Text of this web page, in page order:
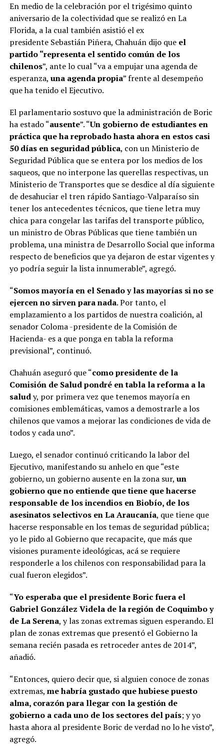
En medio de la celebración por el trigésimo quinto
aniversario de la colectividad que se realizó en La
Florida, a la cual también asistió el ex
presidente Sebastián Piñera, Chahuán dijo que el
partido “representa el sentido común de los
chilenos”, ante lo cual “va a empujar una agenda de
esperanza, una agenda propia” frente al desempeño
que ha tenido el Ejecutivo.
El parlamentario sostuvo que la administración de Boric
ha estado “ausente”. “Un gobierno de estudiantes en
práctica que ha reprobado hasta ahora en estos casi
50 días en seguridad pública, con un Ministerio de
Seguridad Pública que se entera por los medios de los
saqueos, que no interpone las querellas respectivas, un
Ministerio de Transportes que se desdice al día siguiente
de desahuciar el tren rápido Santiago-Valparaíso sin
tener los antecedentes técnicos, que tiene letra muy
chica para congelar las tarifas del transporte público,
un ministro de Obras Públicas que tiene también un
problema, una ministra de Desarrollo Social que informa
respecto de beneficios que ya dejaron de estar vigentes y
yo podría seguir la lista innumerable”, agregó.
“Somos mayoría en el Senado y las mayorías si no se
ejercen no sirven para nada. Por tanto, el
emplazamiento a los partidos de nuestra coalición, al
senador Coloma -presidente de la Comisión de
Hacienda- es a que ponga en tabla la reforma
previsional”, continuó.
Chahuán aseguró que “como presidente de la
Comisión de Salud pondré en tabla la reforma a la
saludy, por primera vez que tenemos mayoría en
comisiones emblemáticas, vamos a demostrarle a los
chilenos que vamos a mejorar las condiciones de vida de
todos y cada uno”.
Luego, el senador continuó criticando la labor del
Ejecutivo, manifestando su anhelo en que “este
gobierno, un gobierno ausente en la zona sur, un
gobierno que no entiende que tiene que hacerse
responsable de los incendios en Biobío, de los
asesinatos selectivos en La Araucanía, que tiene que
hacerse responsable en los temas de seguridad pública;
yo le pido al Gobierno que recapacite, que más que
visiones puramente ideológicas, acá se requiere
responderle a los chilenos con responsabilidad para la
cual fueron elegidos”.
“Yo esperaba que el presidente Boric fuera el
Gabriel González Videla de la región de Coquimbo y
de La Serena, y las zonas extremas siguen esperando. El
plan de zonas extremas que presentó el Gobierno la
semana recién pasada es retroceder antes de 2014”,
añadió.
“Entonces, quiero decir que, si alguien conoce de zonas
extremas, me habría gustado que hubiese puesto
alma, corazón para llegar con la gestión de
gobierno a cada uno de los sectores del país; y yo
hasta ahora al presidente Boric de verdad no lo he visto”,
agregó.